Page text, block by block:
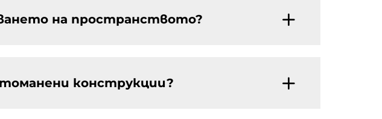
на пространството?
конструкции?